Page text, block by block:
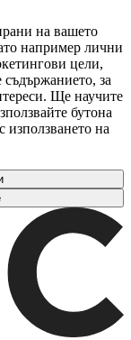
на вашето
например лични
цели,
за
Ще научите
бутона
използването на